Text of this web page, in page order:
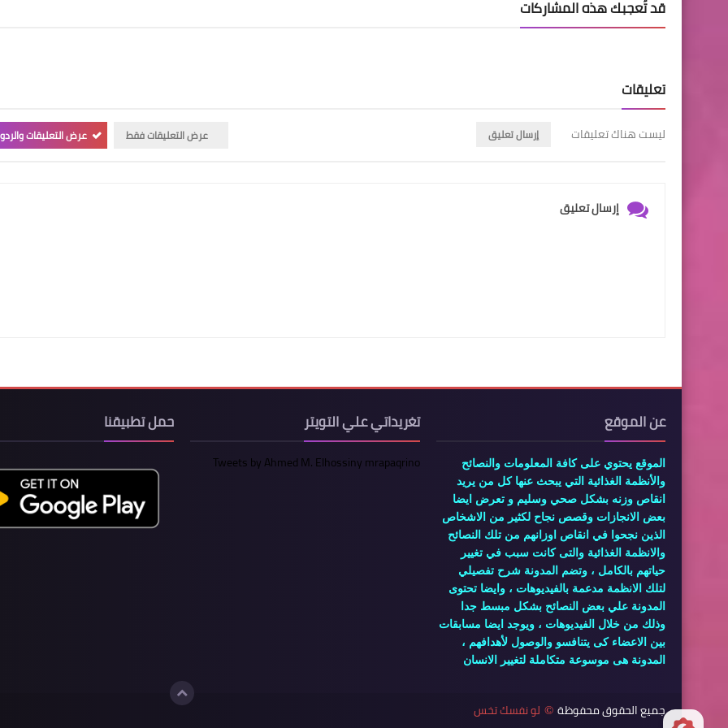
قد تُعجبك هذه المشاركات
تعليقات
ليست هناك تعليقات إرسال تعليق عرض التعليقات فقط عرض التعليقات
إرسال تعليق
عن الموقع
الموقع يحتوي على كافة المعلومات والنصائح
والأنظمة الغذائية التي يبحث عنها كل من يريد
انقاص وزنه بشكل صحي وسليم و تعرض ايضا
بعض الانجازات وقصص نجاح لكثير من الاشخاص
الذين نجحوا في انقاص اوزانهم من تلك النصائح
والانظمة الغذائية والتى كانت سبب في تغيير
حياتهم بالكامل ، وتضم المدونة شرح تفصيلي
لتلك الانظمة مدعمة بالفيديوهات ، وايضا تحتوى
المدونة علي بعض النصائح بشكل مبسط جدا
وذلك من خلال الفيديوهات ، ويوجد ايضا مسابقات
بين الاعضاء كى يتنافسو والوصول لأهدافهم ،
المدونة هى موسوعة متكاملة لتغيير الانسان
تغريداتي علي التويتر
Tweets by Ahmed M. Elhossiny mrapaqrino
حمل تطبيقنا
جميع الحقوق محفوظة © لو نفسك تخس